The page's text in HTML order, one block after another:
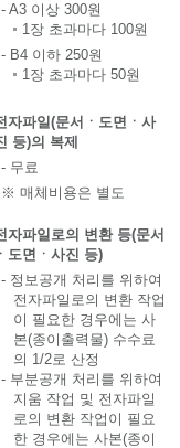
- A3 이상 300원
1장 초과마다 100원
- B4 이하 250원
1장 초과마다 50원
자파일(문서ㆍ도면ㆍ사
등)의 복제
- 무료
※ 매체비용은 별도
자파일로의 변환 등(문서
ㆍ도면ㆍ사진 등)
- 정보공개 처리를 위하여
전자파일로의 변환 작업
이 필요한 경우에는 사
본(종이출력물) 수수료
의 1/2로 산정
- 부분공개 처리를 위하여
지움 작업 및 전자파일
로의 변환 작업이 필요
한 경우에는 사본(종이